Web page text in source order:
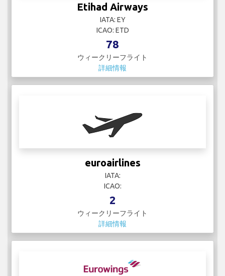
Etihad Airways
IATA: EY
ICAO: ETD
78
ウィークリーフライト
詳細情報
euroairlines
IATA:
ICAO:
2
ウィークリーフライト
詳細情報